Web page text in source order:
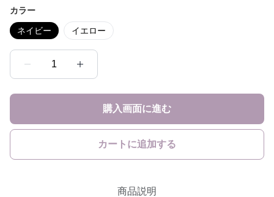
カラー
ネイビー イエロー
1
購入画面に進む
カートに追加する
商品説明